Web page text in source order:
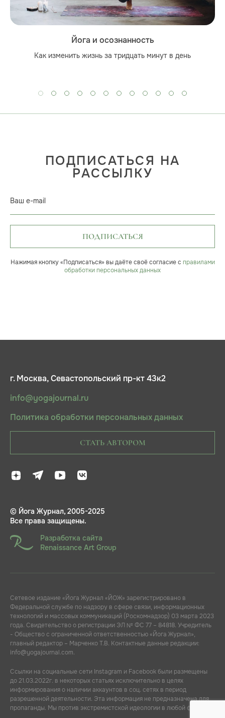
Йога и осознанность
Как изменить жизнь за тридцать минут в день
ПОДПИСАТЬСЯ НА
РАССЫЛКУ
Ваш e-mail
ПОДПИСАТЬСЯ
Нажимая кнопку «Подписаться» вы даёте своё согласие с правилами
обработки персональных данных
г. Москва, Севастопольский пр-кт 43к2
info@yogajournal.ru
Политика обработки персональных данных
СТАТЬ АВТОРОМ
© Йога Журнал, 2005-2025
Все права защищены.
Разработка сайта
Renaissance Art Group
Сетевое издание «Йога Журнал «ЙОЖ» зарегистрировано в
Федеральной службе по надзору в сфере связи, информационных
технологий и массовых коммуникаций (Роскомнадзор) 03 марта 2023
года. Свидетельство о регистрации ЭЛ № ФС 77 – 84818. Учредитель
- Общество с ограниченной ответственностью «Йога Журнал»,
главный редактор – Марченко Т.В. Контактные данные редакции:
info@yogajournal.com.
Ссылки на социальные сети Instagram и Facebook были размещены
до 21.03.2022г. в некоторых статьях исключительно в целях
информирования о наличии аккаунтов в соц. сетях в период
разрешенной деятельности. Эта информация не предназначена для
пропаганды. Мы против экстремистской идеологии в любой форме.